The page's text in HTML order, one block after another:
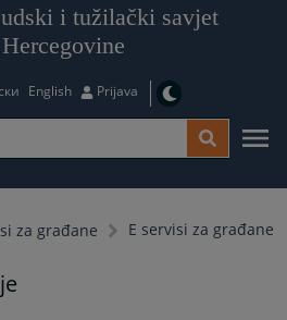
i tužilački savjet
English Prijava
za građane E servisi za građane